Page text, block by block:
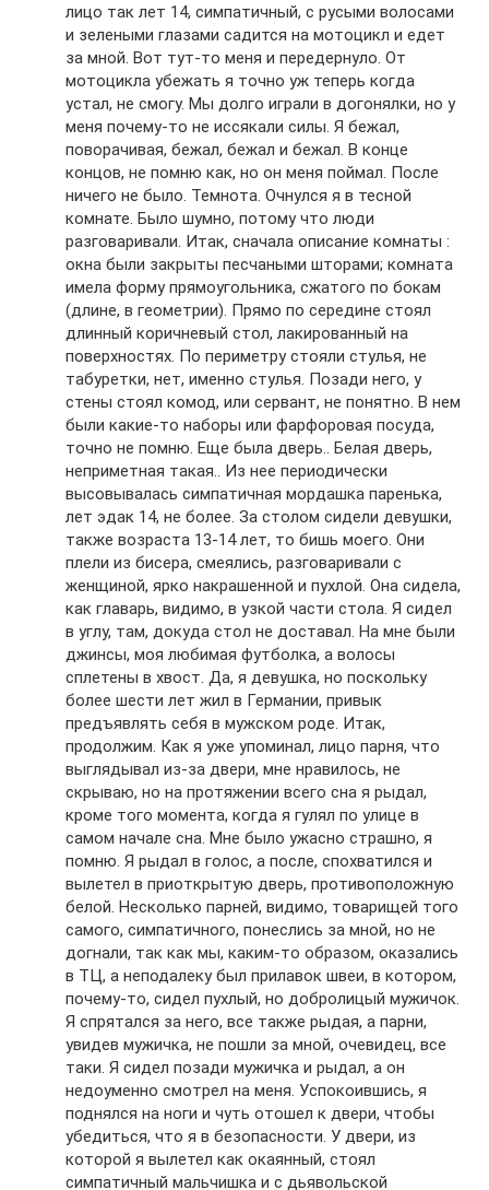
лицо так лет 14, симпатичный, с русыми волосами
и зелеными глазами садится на мотоцикл и едет
за мной. Вот тут-то меня и передернуло. От
мотоцикла убежать я точно уж теперь когда
устал, не смогу. Мы долго играли в догонялки, но у
меня почему-то не иссякали силы. Я бежал,
поворачивая, бежал, бежал и бежал. В конце
концов, не помню как, но он меня поймал. После
ничего не было. Темнота. Очнулся я в тесной
комнате. Было шумно, потому что люди
разговаривали. Итак, сначала описание комнаты :
окна были закрыты песчаными шторами; комната
имела форму прямоугольника, сжатого по бокам
(длине, в геометрии). Прямо по середине стоял
длинный коричневый стол, лакированный на
поверхностях. По периметру стояли стулья, не
табуретки, нет, именно стулья. Позади него, у
стены стоял комод, или сервант, не понятно. В нем
были какие-то наборы или фарфоровая посуда,
точно не помню. Еще была дверь.. Белая дверь,
неприметная такая.. Из нее периодически
высовывалась симпатичная мордашка паренька,
лет эдак 14, не более. За столом сидели девушки,
также возраста 13-14 лет, то бишь моего. Они
плели из бисера, смеялись, разговаривали с
женщиной, ярко накрашенной и пухлой. Она сидела,
как главарь, видимо, в узкой части стола. Я сидел
в углу, там, докуда стол не доставал. На мне были
джинсы, моя любимая футболка, а волосы
сплетены в хвост. Да, я девушка, но поскольку
более шести лет жил в Германии, привык
предъявлять себя в мужском роде. Итак,
продолжим. Как я уже упоминал, лицо парня, что
выглядывал из-за двери, мне нравилось, не
скрываю, но на протяжении всего сна я рыдал,
кроме того момента, когда я гулял по улице в
самом начале сна. Мне было ужасно страшно, я
помню. Я рыдал в голос, а после, спохватился и
вылетел в приоткрытую дверь, противоположную
белой. Несколько парней, видимо, товарищей того
самого, симпатичного, понеслись за мной, но не
догнали, так как мы, каким-то образом, оказались
в ТЦ, а неподалеку был прилавок швеи, в котором,
почему-то, сидел пухлый, но добролицый мужичок.
Я спрятался за него, все также рыдая, а парни,
увидев мужичка, не пошли за мной, очевидец, все
таки. Я сидел позади мужичка и рыдал, а он
недоуменно смотрел на меня. Успокоившись, я
поднялся на ноги и чуть отошел к двери, чтобы
убедиться, что я в безопасности. У двери, из
которой я вылетел как окаянный, стоял
симпатичный мальчишка и с дьявольской